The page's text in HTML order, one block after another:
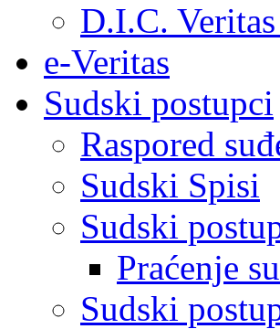
D.I.C.
e-Veritas
Sudski postupci
Raspored
Sudski Spisi
Sudski
Praćenje
Sudski